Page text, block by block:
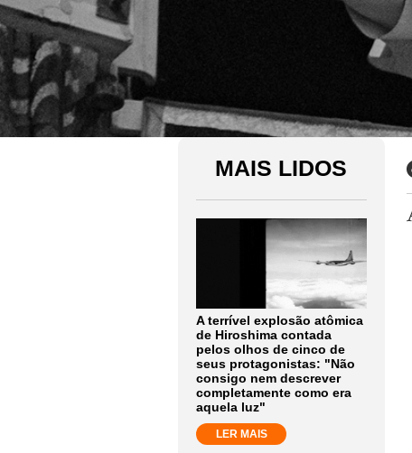
MAIS LIDOS
A terrível explosão atômica
de Hiroshima contada
pelos olhos de cinco de
seus protagonistas: "Não
consigo nem descrever
completamente como era
aquela luz"
LER MAIS